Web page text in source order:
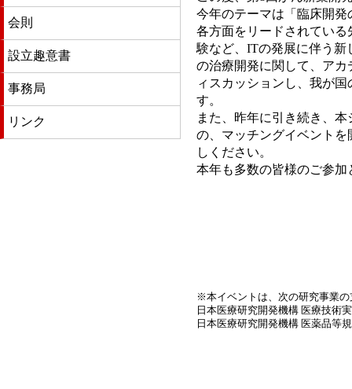
会則
設立趣意書
事務局
リンク
今年のテーマは「臨床開発
各方面をリードされてい
験など、ITの発展に伴う新
の治療開発に関して、ア
ィスカッションし、我が
す。
また、昨年に引き続き、
の、マッチングイベント
しください。
本年も多数の皆様のご参
※本イベントは、次の研究事業
日本医療研究開発機構 医療技術
日本医療研究開発機構 医薬品等